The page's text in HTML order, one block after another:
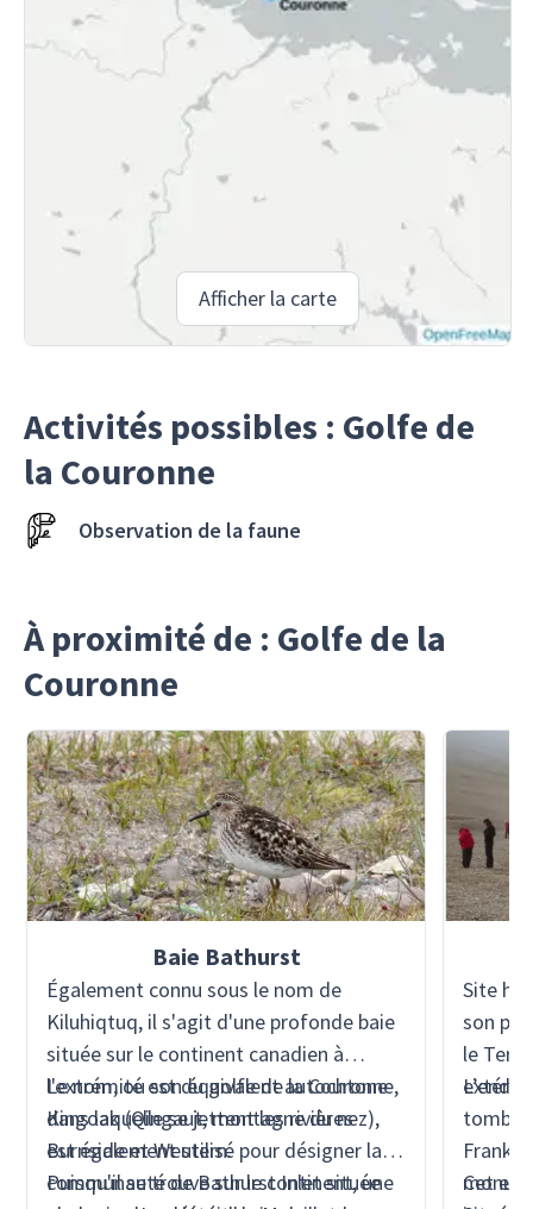
Afficher la carte
Activités possibles : Golfe de
la Couronne
Observation de la faune
À proximité de : Golfe de la
Couronne
Baie Bathurst
Également connu sous le nom de
Kiluhiqtuq, il s'agit d'une profonde baie
située sur le continent canadien à
l'extrémité est du golfe de la Couronne,
dans laquelle se jettent les rivières
Burnside et Western.
Le nom, ou son équivalent autochtone
Kingoak (Qingaut, montagne du nez),
est également utilisé pour désigner la
communauté de Bathurst Inlet située
Puisqu'il se trouve sur le continent, une
Site
son
le
Cet